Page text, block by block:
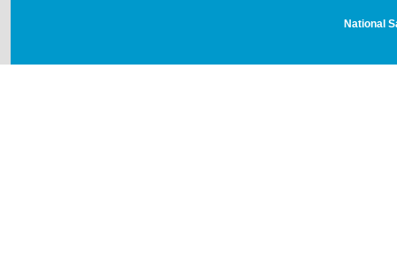
National